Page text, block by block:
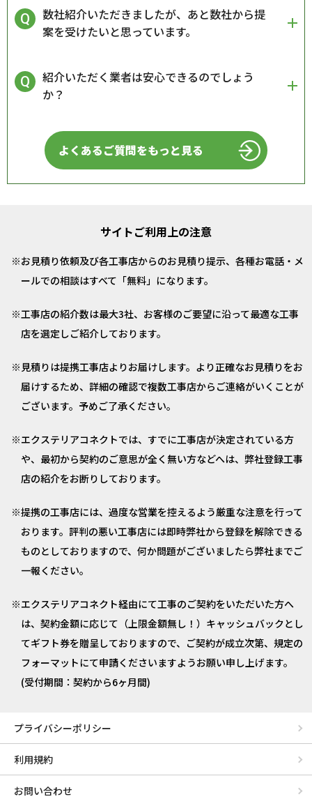
数社紹介いただきましたが、あと数社から提
案を受けたいと思っています。
紹介いただく業者は安心できるのでしょう
か？
よくあるご質問をもっと見る
サイトご利用上の注意
お見積り依頼及び各工事店からのお見積り提示、各種お電話・メ
ールでの相談はすべて「無料」になります。
工事店の紹介数は最大3社、お客様のご要望に沿って最適な工事
店を選定しご紹介しております。
見積りは提携工事店よりお届けします。より正確なお見積りをお
届けするため、詳細の確認で複数工事店からご連絡がいくことが
ございます。予めご了承ください。
エクステリアコネクトでは、すでに工事店が決定されている方
や、最初から契約のご意思が全く無い方などへは、弊社登録工事
店の紹介をお断りしております。
提携の工事店には、過度な営業を控えるよう厳重な注意を行って
おります。評判の悪い工事店には即時弊社から登録を解除できる
ものとしておりますので、何か問題がございましたら弊社までご
一報ください。
エクステリアコネクト経由にて工事のご契約をいただいた方へ
は、契約金額に応じて（上限金額無し！）キャッシュバックとし
てギフト券を贈呈しておりますので、ご契約が成立次第、規定の
フォーマットにて申請くださいますようお願い申し上げます。
(受付期間：契約から6ヶ月間)
プライバシーポリシー
利用規約
お問い合わせ